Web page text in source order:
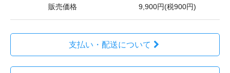
販売価格 9,900円(税900円)
支払い・配送について